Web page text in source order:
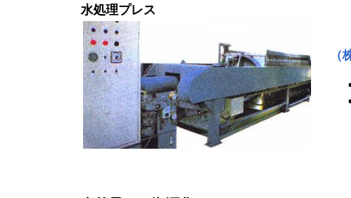
水処理プレス
（